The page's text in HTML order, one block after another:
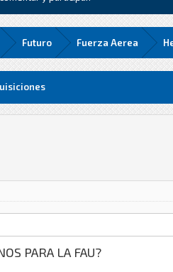
Futuro Fuerza Aerea
PARA LA FAU?